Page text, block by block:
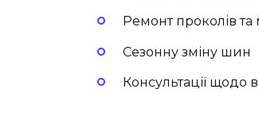
Ремонт проколів
Сезонну зміну шин
Консультації